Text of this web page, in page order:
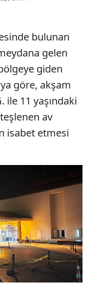
bulunan
gelen
giden
göre, akşam
ile 11 yaşındaki
av
isabet etmesi